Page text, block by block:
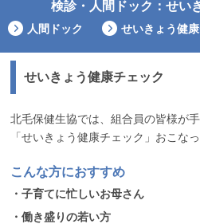
検診・人間ドック：せい
人間ドック せいきょう健
せいきょう健康チェック
北毛保健生協では、組合員の皆様が
「せいきょう健康チェック」おこなっ
こんな方におすすめ
・子育てに忙しいお母さん
・働き盛りの若い方